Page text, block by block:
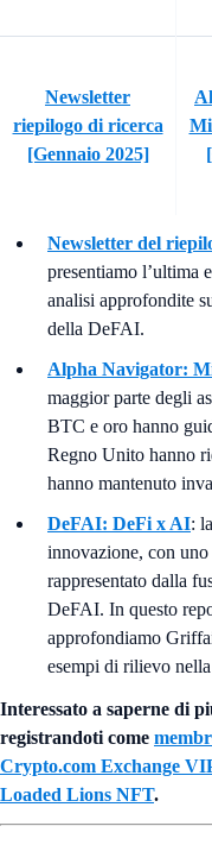
Newsletter
riepilogo di ricerca
[Gennaio 2025]
Newsletter del
presentiamo l’ultima
analisi approfondite
della DeFAI.
Alpha Navigator:
maggior parte degli
BTC e oro hanno
Regno Unito hanno
hanno mantenuto
DeFAI: DeFi x AI:
innovazione, con
rappresentato dalla
DeFAI. In questo
approfondiamo
esempi di rilievo
Interessato a saperne di
registrandoti come
Crypto.com Exchange
Loaded Lions NFT.